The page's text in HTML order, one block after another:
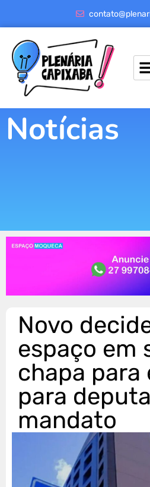
Notícias
Novo
espaço em
chapa para
para
mandato